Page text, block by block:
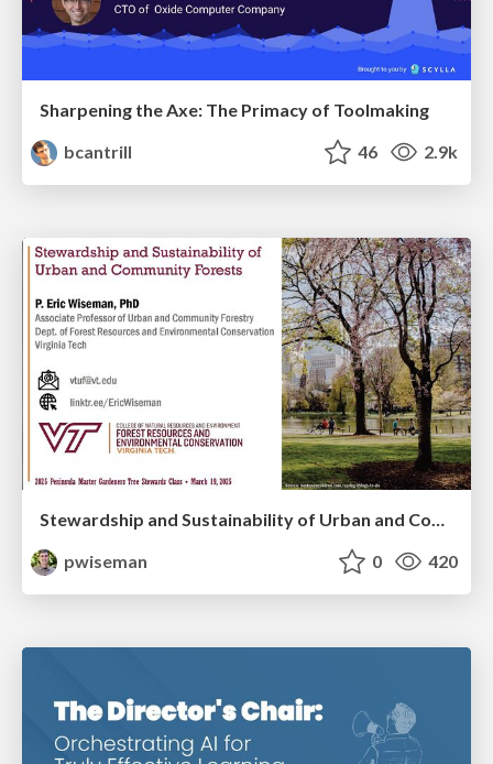
Sharpening the Axe: The Primacy of Toolmaking
bcantrill
46 2.9k
Stewardship and Sustainability of Urban and Community Forests
pwiseman
0 420